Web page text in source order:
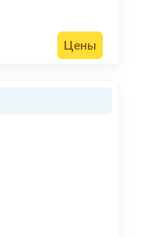
Цены